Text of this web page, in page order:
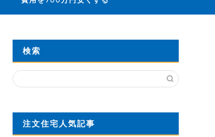
検索
注文住宅人気記事